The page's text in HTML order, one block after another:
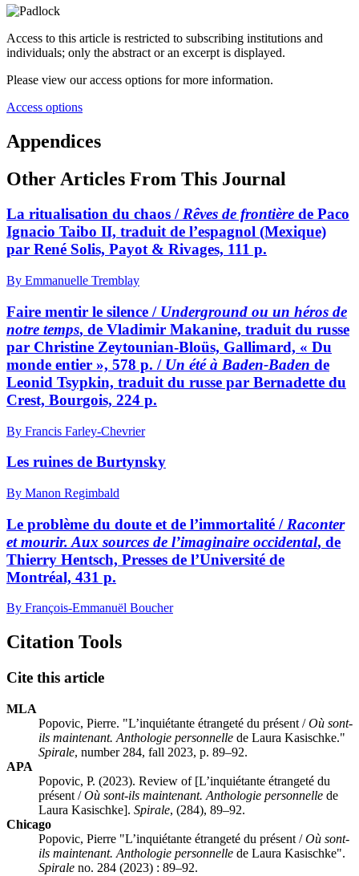
Access to this article is restricted to subscribing institutions and
individuals; only the abstract or an excerpt is displayed.
Please view our access options for more information.
Access options
Appendices
Other Articles From This Journal
La ritualisation du chaos /Rêves de frontière de Paco
Ignacio Taibo II, traduit de l’espagnol (Mexique)
par René Solis, Payot & Rivages, 111 p.
By Emmanuelle Tremblay
Faire mentir le silence / Underground ou un héros de
notre temps, de Vladimir Makanine, traduit du russe
par Christine Zeytounian-Bloüs, Gallimard, « Du
monde entier », 578 p. / Un été à Baden-Baden de
Leonid Tsypkin, traduit du russe par Bernadette du
Crest, Bourgois, 224 p.
By Francis Farley-Chevrier
Les ruines de Burtynsky
By Manon Regimbald
Le problème du doute et de l’immortalité / Raconter
et mourir. Aux sources de l’imaginaire occidental, de
Thierry Hentsch, Presses de l’Université de
Montréal, 431 p.
By François-Emmanuël Boucher
Citation Tools
Cite this article
MLA
Popovic, Pierre. "L’inquiétante étrangeté du présent /Où sont-
ils maintenant. Anthologie personnelle de Laura Kasischke."
Spirale, number 284, fall 2023, p. 89–92.
APA
Popovic, P. (2023). Review of [L’inquiétante étrangeté du
présent /Où sont-ils maintenant. Anthologie personnelle de
Laura Kasischke]. Spirale, (284), 89–92.
Chicago
Popovic, Pierre "L’inquiétante étrangeté du présent /Où sont-
ils maintenant. Anthologie personnelle de Laura Kasischke".
Spirale no. 284 (2023) : 89–92.